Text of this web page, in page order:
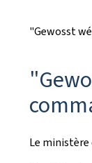
"Gewosst
Le ministère